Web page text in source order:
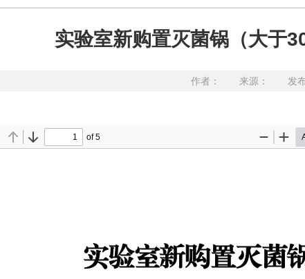
实验室新购置灭菌锅（大于
作者： 来源： 发布